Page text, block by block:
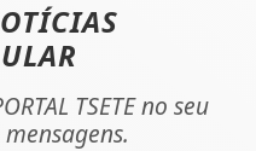
TSETE no seu